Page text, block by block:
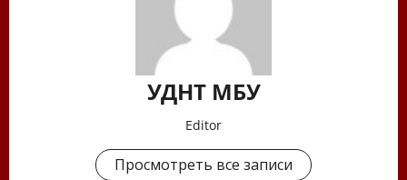
УДНТ МБУ
Editor
Просмотреть все записи